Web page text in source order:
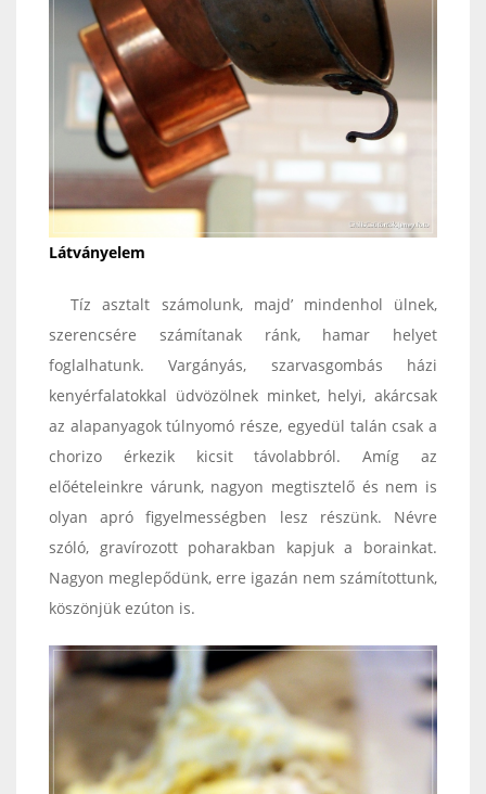
Látványelem
Tíz asztalt számolunk, majd’ mindenhol ülnek,
szerencsére számítanak ránk, hamar helyet
foglalhatunk. Vargányás, szarvasgombás házi
kenyérfalatokkal üdvözölnek minket, helyi, akárcsak
az alapanyagok túlnyomó része, egyedül talán csak a
chorizo érkezik kicsit távolabbról. Amíg az
előételeinkre várunk, nagyon megtisztelő és nem is
olyan apró figyelmességben lesz részünk. Névre
szóló, gravírozott poharakban kapjuk a borainkat.
Nagyon meglepődünk, erre igazán nem számítottunk,
köszönjük ezúton is.